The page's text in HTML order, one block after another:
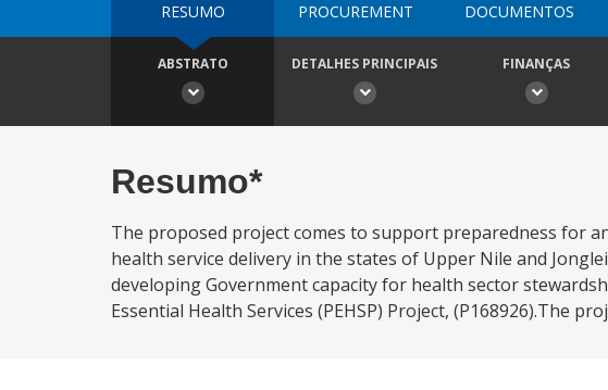
RESUMO PROCUREMENT DOCUMENTOS
ABSTRATO DETALHES PRINCIPAIS FINANÇAS
Resumo*
The proposed project comes to support preparedness for
health service delivery in the states of Upper Nile and
developing Government capacity for health sector
Essential Health Services (PEHSP) Project, (P168926).The